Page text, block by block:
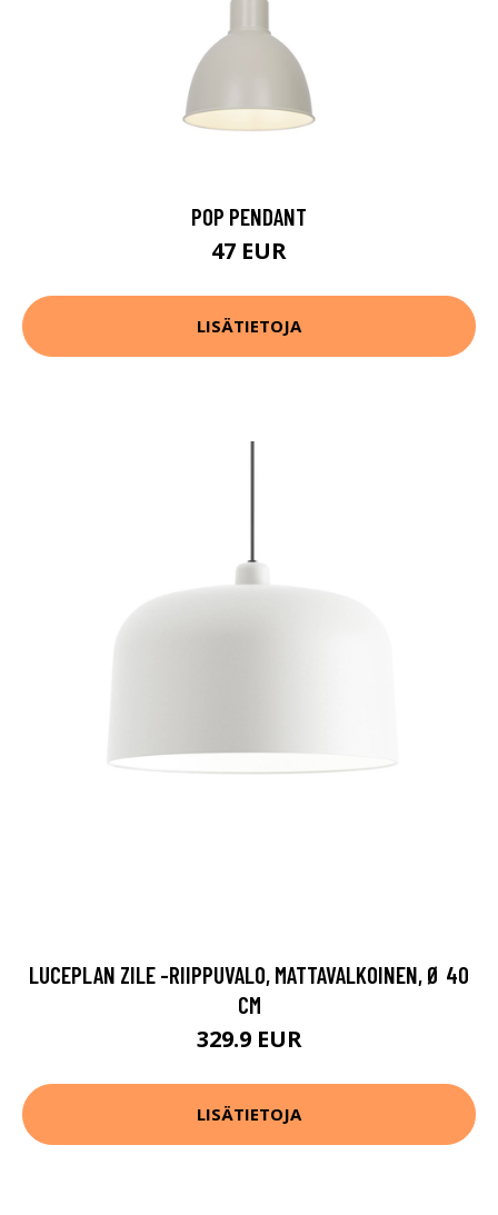
POP PENDANT
47 EUR
LISÄTIETOJA
LUCEPLAN ZILE -RIIPPUVALO, MATTAVALKOINEN, Ø 40
CM
329.9 EUR
LISÄTIETOJA